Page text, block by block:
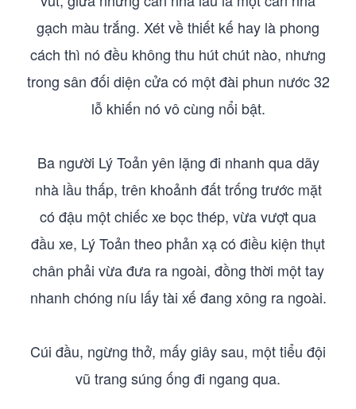
gạch màu trắng. Xét về thiết kế hay là phong
cách thì nó đều không thu hút chút nào, nhưng
trong sân đối diện cửa có một đài phun nước 32
lỗ khiến nó vô cùng nổi bật.
Ba người Lý Toản yên lặng đi nhanh qua dãy
nhà lầu thấp, trên khoảnh đất trống trước mặt
có đậu một chiếc xe bọc thép, vừa vượt qua
đầu xe, Lý Toản theo phản xạ có điều kiện thụt
chân phải vừa đưa ra ngoài, đồng thời một tay
nhanh chóng níu lấy tài xế đang xông ra ngoài.
Cúi đầu, ngừng thở, mấy giây sau, một tiểu đội
vũ trang súng ống đi ngang qua.